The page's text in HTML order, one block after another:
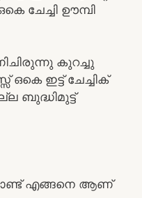
ചേച്ചി ഊമ്പി
കുറച്ചു
ഒകെ ഇട്ട് ചേച്ചിക്
ബുദ്ധിമുട്ട്
എങ്ങനെ ആണ്